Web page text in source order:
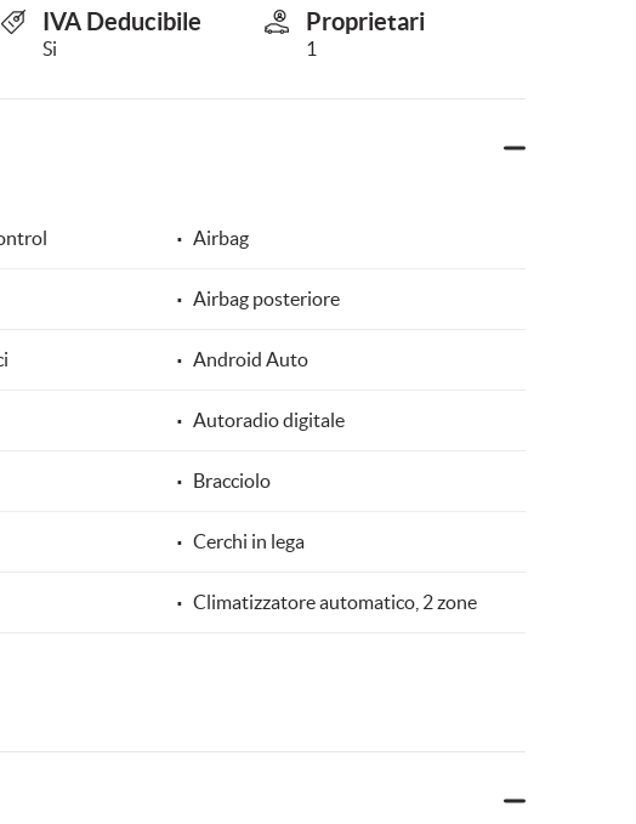
IVA Deducibile
Si
Proprietari
1
Airbag
Airbag posteriore
Android Auto
Autoradio digitale
Bracciolo
Cerchi in lega
Climatizzatore automatico, 2 zone